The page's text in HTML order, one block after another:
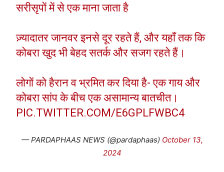
सरीसृपों में से एक माना जाता है
ज़्यादातर जानवर इनसे दूर रहते हैं, और यहाँ तक कि
कोबरा खुद भी बेहद सतर्क और सजग रहते हैं।
लोगों को हैरान व भ्रमित कर दिया है- एक गाय और
कोबरा सांप के बीच एक असामान्य बातचीत।
PIC.TWITTER.COM/E6GPLFWBC4
— PARDAPHAAS NEWS (@pardaphaas) October 13,
2024